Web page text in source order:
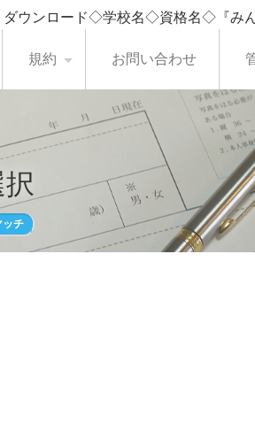
ウンロード◇学校名◇資格名◇『み
規約 お問い合わせ
ッチ